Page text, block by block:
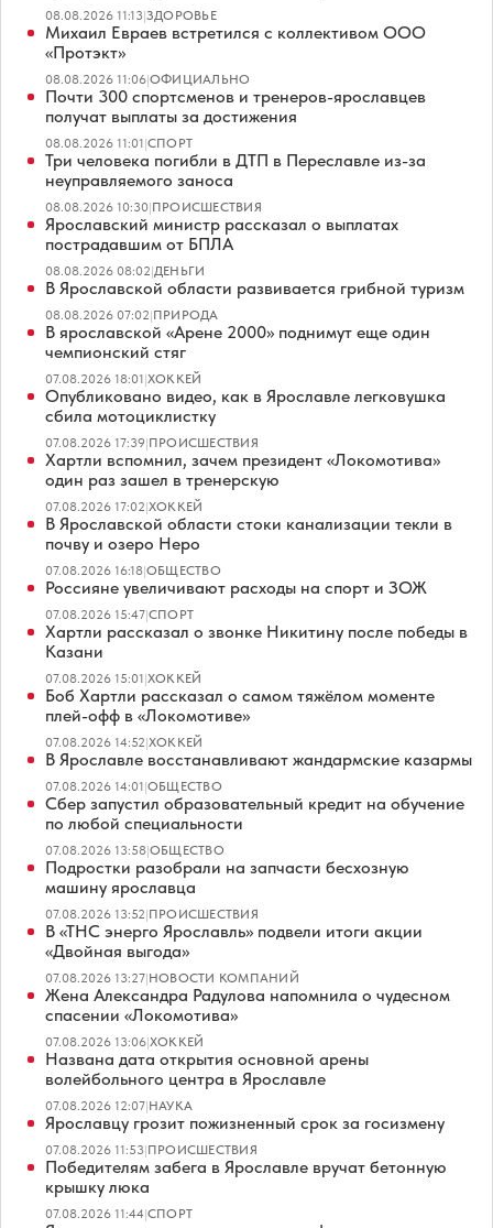
08.08.2026 11:13|ЗДОРОВЬЕ
Михаил Евраев встретился с коллективом ООО
«Протэкт»
08.08.2026 11:06|ОФИЦИАЛЬНО
Почти 300 спортсменов и тренеров-ярославцев
получат выплаты за достижения
08.08.2026 11:01|СПОРТ
Три человека погибли в ДТП в Переславле из-за
неуправляемого заноса
08.08.2026 10:30|ПРОИСШЕСТВИЯ
Ярославский министр рассказал о выплатах
пострадавшим от БПЛА
08.08.2026 08:02|ДЕНЬГИ
В Ярославской области развивается грибной туризм
08.08.2026 07:02|ПРИРОДА
В ярославской «Арене 2000» поднимут еще один
чемпионский стяг
07.08.2026 18:01|ХОККЕЙ
Опубликовано видео, как в Ярославле легковушка
сбила мотоциклистку
07.08.2026 17:39|ПРОИСШЕСТВИЯ
Хартли вспомнил, зачем президент «Локомотива»
один раз зашел в тренерскую
07.08.2026 17:02|ХОККЕЙ
В Ярославской области стоки канализации текли в
почву и озеро Неро
07.08.2026 16:18|ОБЩЕСТВО
Россияне увеличивают расходы на спорт и ЗОЖ
07.08.2026 15:47|СПОРТ
Хартли рассказал о звонке Никитину после победы в
Казани
07.08.2026 15:01|ХОККЕЙ
Боб Хартли рассказал о самом тяжёлом моменте
плей-офф в «Локомотиве»
07.08.2026 14:52|ХОККЕЙ
В Ярославле восстанавливают жандармские казармы
07.08.2026 14:01|ОБЩЕСТВО
Сбер запустил образовательный кредит на обучение
по любой специальности
07.08.2026 13:58|ОБЩЕСТВО
Подростки разобрали на запчасти бесхозную
машину ярославца
07.08.2026 13:52|ПРОИСШЕСТВИЯ
В «ТНС энерго Ярославль» подвели итоги акции
«Двойная выгода»
07.08.2026 13:27|НОВОСТИ КОМПАНИЙ
Жена Александра Радулова напомнила о чудесном
спасении «Локомотива»
07.08.2026 13:06|ХОККЕЙ
Названа дата открытия основной арены
волейбольного центра в Ярославле
07.08.2026 12:07|НАУКА
Ярославцу грозит пожизненный срок за госизмену
07.08.2026 11:53|ПРОИСШЕСТВИЯ
Победителям забега в Ярославле вручат бетонную
крышку люка
07.08.2026 11:44|СПОРТ